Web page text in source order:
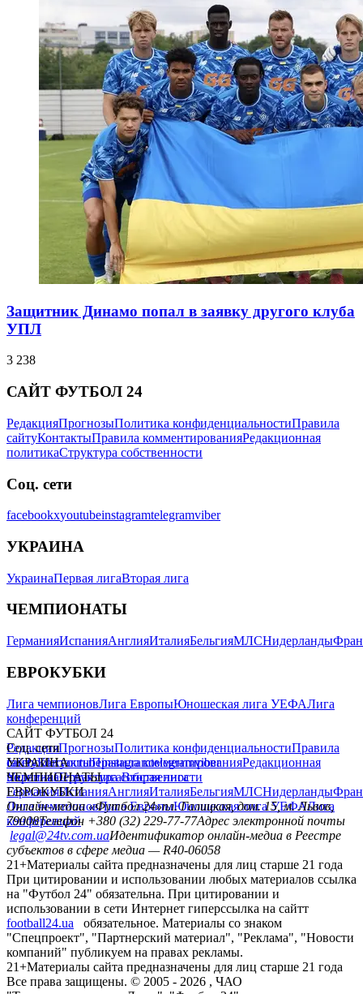
Защитник Динамо попал в заявку другого клуба
УПЛ
3 238
САЙТ ФУТБОЛ 24
РедакцияПрогнозыПолитика конфиденциальностиПравила
сайтуКонтактыПравила комментированияРедакционная
политикаСтруктура собственности
Соц. сети
facebookxyoutubeinstagramtelegramviber
УКРАИНА
УкраинаПервая лигаВторая лига
ЧЕМПИОНАТЫ
ГерманияИспанияАнглияИталияБельгияМЛСНидерланды
ЕВРОКУБКИ
Лига чемпионовЛига ЕвропыЮношеская лига УЕФАЛига
конференций
САЙТ ФУТБОЛ 24
РедакцияПрогнозыПолитика конфиденциальностиПравила
сайтуКонтактыПравила комментированияРедакционная
политикаСтруктура собственности
Соц. сети
facebookxyoutubeinstagramtelegramviber
УКРАИНА
УкраинаПервая лигаВторая лига
ЧЕМПИОНАТЫ
ГерманияИспанияАнглияИталияБельгияМЛСНидерланды
ЕВРОКУБКИ
Лига чемпионовЛига ЕвропыЮношеская лига УЕФАЛига
конференций
Онлайн-медиа «Футбол 24»пл. Галицкая, дом. 15, м. Львов,
79008Телефон +380 (32) 229-77-77Адрес электронной почты
legal@24tv.com.uaИдентификатор онлайн-медиа в Реестре
субъектов в сфере медиа — R40-06058
21+Материалы сайта предназначены для лиц старше 21 года
При цитировании и использовании любых материалов ссылка
на "Футбол 24" обязательна. При цитировании и
использовании в сети Интернет гиперссылка на сайтт
football24.ua
обязательное. Материалы со знаком
"Спецпроект", "Партнерский материал", "Реклама", "Новости
компаний" публикуем на правах рекламы.
21+Материалы сайта предназначены для лиц старше 21 года
Все права защищены. © 2005 - 2026 , ЧАО